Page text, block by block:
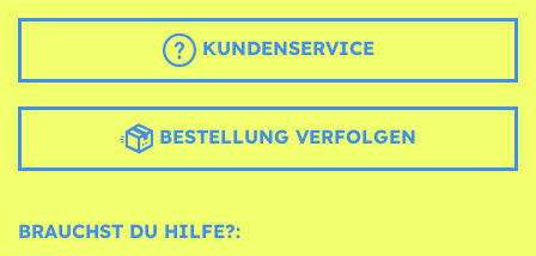
KUNDENSERVICE
BESTELLUNG VERFOLGEN
BRAUCHST DU HILFE?: